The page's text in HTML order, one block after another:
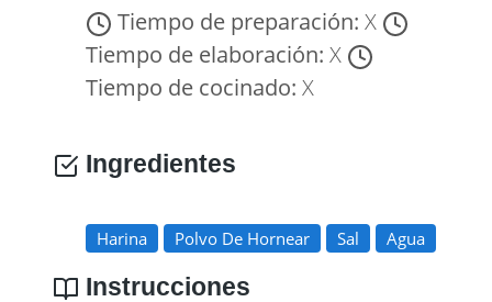
Tiempo de preparación: X
Tiempo de elaboración: X
Tiempo de cocinado: X
Ingredientes
Harina Polvo De Hornear Sal Agua
Instrucciones